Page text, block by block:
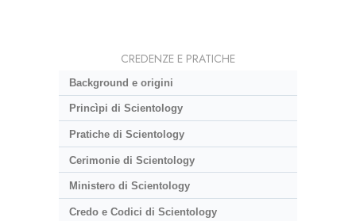
CREDENZE E PRATICHE
Background e origini
Princìpi di Scientology
Pratiche di Scientology
Cerimonie di Scientology
Ministero di Scientology
Credo e Codici di Scientology